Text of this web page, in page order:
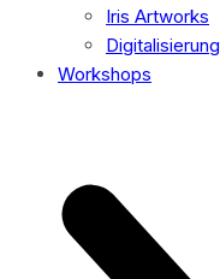
Iris Artworks
Digitalisierung
Workshops